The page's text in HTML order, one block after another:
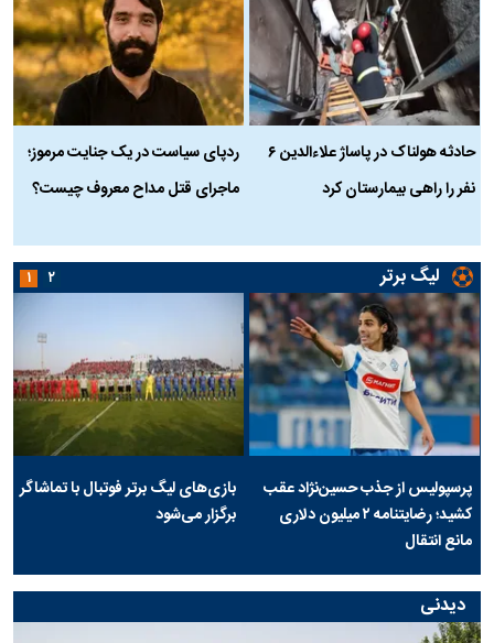
حادثه هولناک در پاساژ علاءالدین ۶
نفر را راهی بیمارستان کرد
ردپای سیاست در یک جنایت مرموز؛
ماجرای قتل مداح معروف چیست؟
لیگ برتر
پرسپولیس از جذب حسین‌نژاد عقب
کشید؛ رضایتنامه ۲ میلیون دلاری
مانع انتقال
بازی‌های لیگ برتر فوتبال با تماشاگر
برگزار می‌شود
۱ ۲
دیدنی